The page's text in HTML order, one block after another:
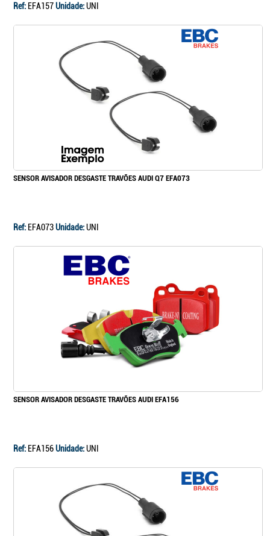
Ref: EFA157Unidade:UNI
SENSOR AVISADOR DESGASTE TRAVÕES AUDI Q7 EFA073
Ref: EFA073Unidade:UNI
SENSOR AVISADOR DESGASTE TRAVÕES AUDI EFA156
Ref: EFA156Unidade:UNI
Continuar a comprar